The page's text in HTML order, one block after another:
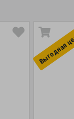
Выгоднaя